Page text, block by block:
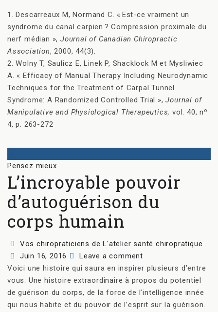
1. Descarreaux M, Normand C. « Est-ce vraiment un
syndrome du canal carpien ? Compression proximale du
nerf médian »,Journal of Canadian Chiropractic
Association, 2000, 44(3).
2. Wolny T, Saulicz E, Linek P, Shacklock M et Mysliwiec
A. « Efficacy of Manual Therapy Including Neurodynamic
Techniques for the Treatment of Carpal Tunnel
Syndrome: A Randomized Controlled Trial »,Journal of
Manipulative and Physiological Therapeutics, vol. 40, n o
4, p. 263-272
Categories
Pensez mieux
L’incroyable pouvoir
d’autoguérison du
corps humain
Author
Vos chiropraticiens de L'atelier santé chiropratique
Posted
on
Juin 16, 2016
Leave a comment
Voici une histoire qui saura en inspirer plusieurs d’entre
vous. Une histoire extraordinaire à propos du potentiel
de guérison du corps, de la force de l’intelligence innée
qui nous habite et du pouvoir de l’esprit sur la guérison.